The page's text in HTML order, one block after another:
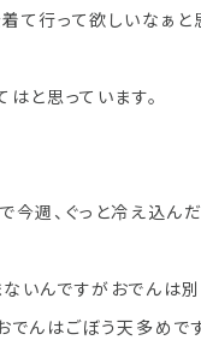
行って欲しいなぁ
と思っています。
週、ぐっと冷え込ん
いんですがおでんは別
んはごぼう天多めで